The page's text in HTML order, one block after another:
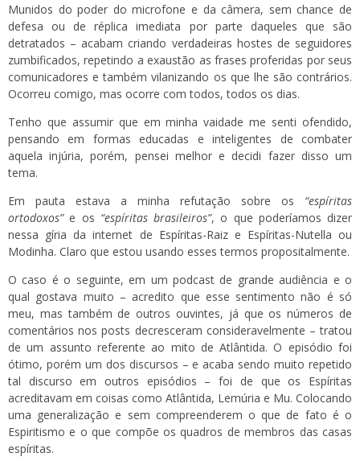
Munidos do poder do microfone e da câmera, sem chance de
defesa ou de réplica imediata por parte daqueles que são
detratados – acabam criando verdadeiras hostes de seguidores
zumbificados, repetindo a exaustão as frases proferidas por seus
comunicadores e também vilanizando os que lhe são contrários.
Ocorreu comigo, mas ocorre com todos, todos os dias.
Tenho que assumir que em minha vaidade me senti ofendido,
pensando em formas educadas e inteligentes de combater
aquela injúria, porém, pensei melhor e decidi fazer disso um
tema.
Em pauta estava a minha refutação sobre os “espíritas
ortodoxos”e os “espíritas brasileiros”, o que poderíamos dizer
nessa gíria da internet de Espíritas-Raiz e Espíritas-Nutella ou
Modinha. Claro que estou usando esses termos propositalmente.
O caso é o seguinte, em um podcast de grande audiência e o
qual gostava muito – acredito que esse sentimento não é só
meu, mas também de outros ouvintes, já que os números de
comentários nos posts decresceram consideravelmente – tratou
de um assunto referente ao mito de Atlântida. O episódio foi
ótimo, porém um dos discursos – e acaba sendo muito repetido
tal discurso em outros episódios – foi de que os Espíritas
acreditavam em coisas como Atlântida, Lemúria e Mu. Colocando
uma generalização e sem compreenderem o que de fato é o
Espiritismo e o que compõe os quadros de membros das casas
espíritas.